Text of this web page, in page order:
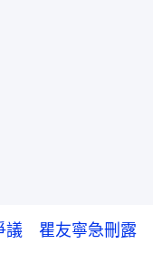
議 瞿友寧急刪露